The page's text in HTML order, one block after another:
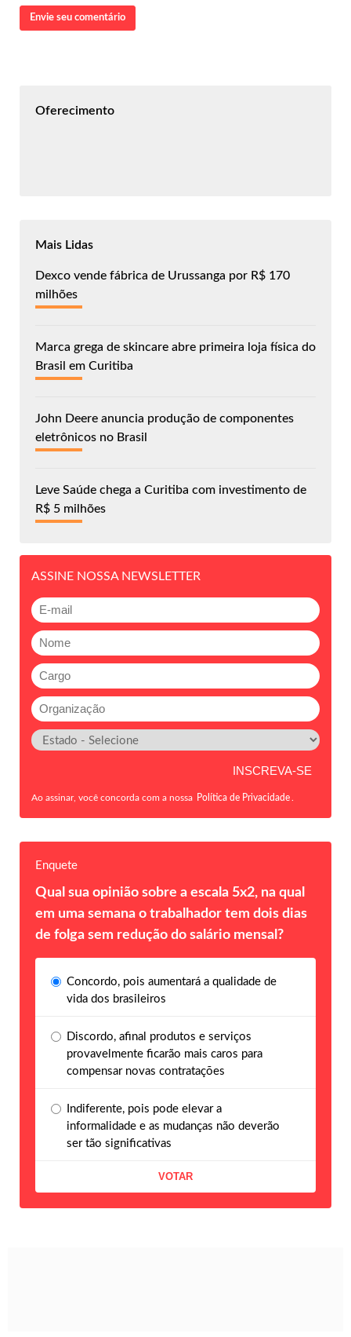
Envie seu comentário
Oferecimento
Mais Lidas
Dexco vende fábrica de Urussanga por R$ 170
milhões
Marca grega de skincare abre primeira loja física do
Brasil em Curitiba
John Deere anuncia produção de componentes
eletrônicos no Brasil
Leve Saúde chega a Curitiba com investimento de
R$ 5 milhões
ASSINE NOSSA NEWSLETTER
Ao assinar, você concorda com a nossa Política de Privacidade
Enquete
Qual sua opinião sobre a escala 5x2, na qual
em uma semana o trabalhador tem dois dias
de folga sem redução do salário mensal?
Concordo, pois aumentará a qualidade de
vida dos brasileiros
Discordo, afinal produtos e serviços
provavelmente ficarão mais caros para
compensar novas contratações
Indiferente, pois pode elevar a
informalidade e as mudanças não deverão
ser tão significativas